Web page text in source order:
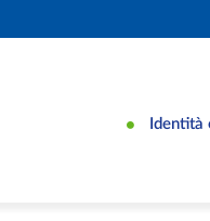
Identità